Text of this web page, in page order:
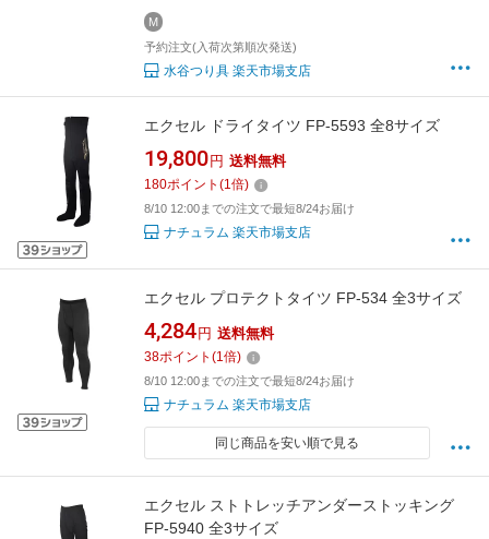
M
予約注文(入荷次第順次発送)
水谷つり具 楽天市場支店
エクセル ドライタイツ FP-5593 全8サイズ
19,800 円 送料無料
180ポイント (1倍)
8/10 12:00までの注文で最短8/24お届け
ナチュラム 楽天市場支店
エクセル プロテクトタイツ FP-534 全3サイズ
4,284 円 送料無料
38ポイント (1倍)
8/10 12:00までの注文で最短8/24お届け
ナチュラム 楽天市場支店
同じ商品を安い順で見る
エクセル ストトレッチアンダーストッキング
FP-5940 全3サイズ